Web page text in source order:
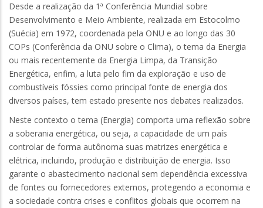
Desde a realização da 1ª Conferência Mundial sobre
Desenvolvimento e Meio Ambiente, realizada em Estocolmo
(Suécia) em 1972, coordenada pela ONU e ao longo das 30
COPs (Conferência da ONU sobre o Clima), o tema da Energia
ou mais recentemente da Energia Limpa, da Transição
Energética, enfim, a luta pelo fim da exploração e uso de
combustíveis fóssies como principal fonte de energia dos
diversos países, tem estado presente nos debates realizados.
Neste contexto o tema (Energia) comporta uma reflexão sobre
a soberania energética, ou seja, a capacidade de um país
controlar de forma autônoma suas matrizes energética e
elétrica, incluindo, produção e distribuição de energia. Isso
garante o abastecimento nacional sem dependência excessiva
de fontes ou fornecedores externos, protegendo a economia e
a sociedade contra crises e conflitos globais que ocorrem na